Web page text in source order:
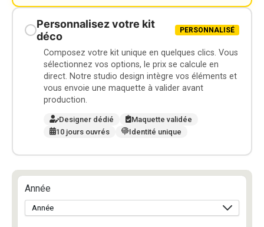
Personnalisez votre kit
déco
PERSONNALISÉ
Composez votre kit unique en quelques clics. Vous
sélectionnez vos options, le prix se calcule en
direct. Notre studio design intègre vos éléments et
vous envoie une maquette à valider avant
production.
Designer dédié
Maquette validée
10 jours ouvrés
Identité unique
Année